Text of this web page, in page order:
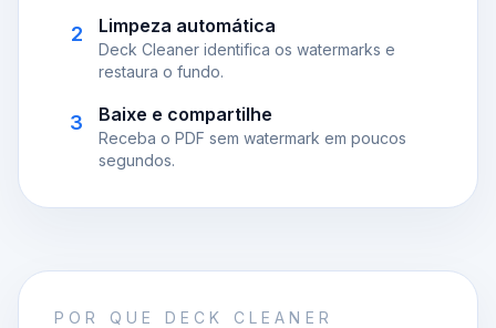
2 Limpeza automática
Deck Cleaner identifica os watermarks e
restaura o fundo.
3 Baixe e compartilhe
Receba o PDF sem watermark em poucos
segundos.
POR QUE DECK CLEANER